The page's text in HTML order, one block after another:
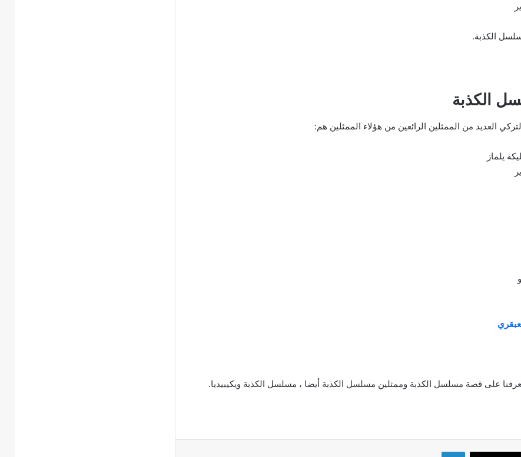
الكذبة.
الكذبة
العديد من الممثلين الرائعين من هؤلاء الممثلين هم:
يلماز
على قصة مسلسل الكذبة وممثلين مسلسل الكذبة أيضا ، مسلسل الكذبة ويكيبيديا.
لينكدإن